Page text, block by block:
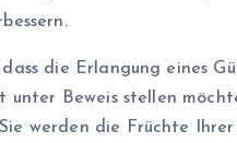
dass die Erlangung eines
Beweis stellen
werden die Früchte Ihrer